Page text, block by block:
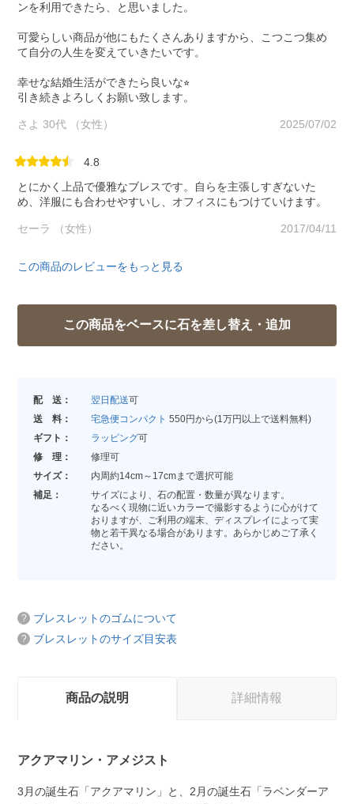
ンを利用できたら、と思いました。
可愛らしい商品が他にもたくさんありますから、こつこつ集め
て自分の人生を変えていきたいです。
幸せな結婚生活ができたら良いな⭐︎
引き続きよろしくお願い致します。
さよ 30代 （女性） 2025/07/02
4.8
とにかく上品で優雅なブレスです。自らを主張しすぎないた
め、洋服にも合わせやすいし、オフィスにもつけていけます。
セーラ （女性） 2017/04/11
この商品のレビューをもっと見る
配 送： 翌日配送可
送 料：
宅急便コンパクト 550円から(1万円以上で送料無料)
ギフト：
ラッピング可
修 理：
修理可
サイズ：
内周約14cm～17cmまで選択可能
補足：
サイズにより、石の配置・数量が異なります。
なるべく現物に近いカラーで撮影するように心がけて
おりますが、ご利用の端末、ディスプレイによって実
物と若干異なる場合があります。あらかじめご了承く
ださい。
ブレスレットのゴムについて
ブレスレットのサイズ目安表
商品の説明 詳細情報
アクアマリン・アメジスト
3月の誕生石「アクアマリン」と、2月の誕生石「ラベンダーア